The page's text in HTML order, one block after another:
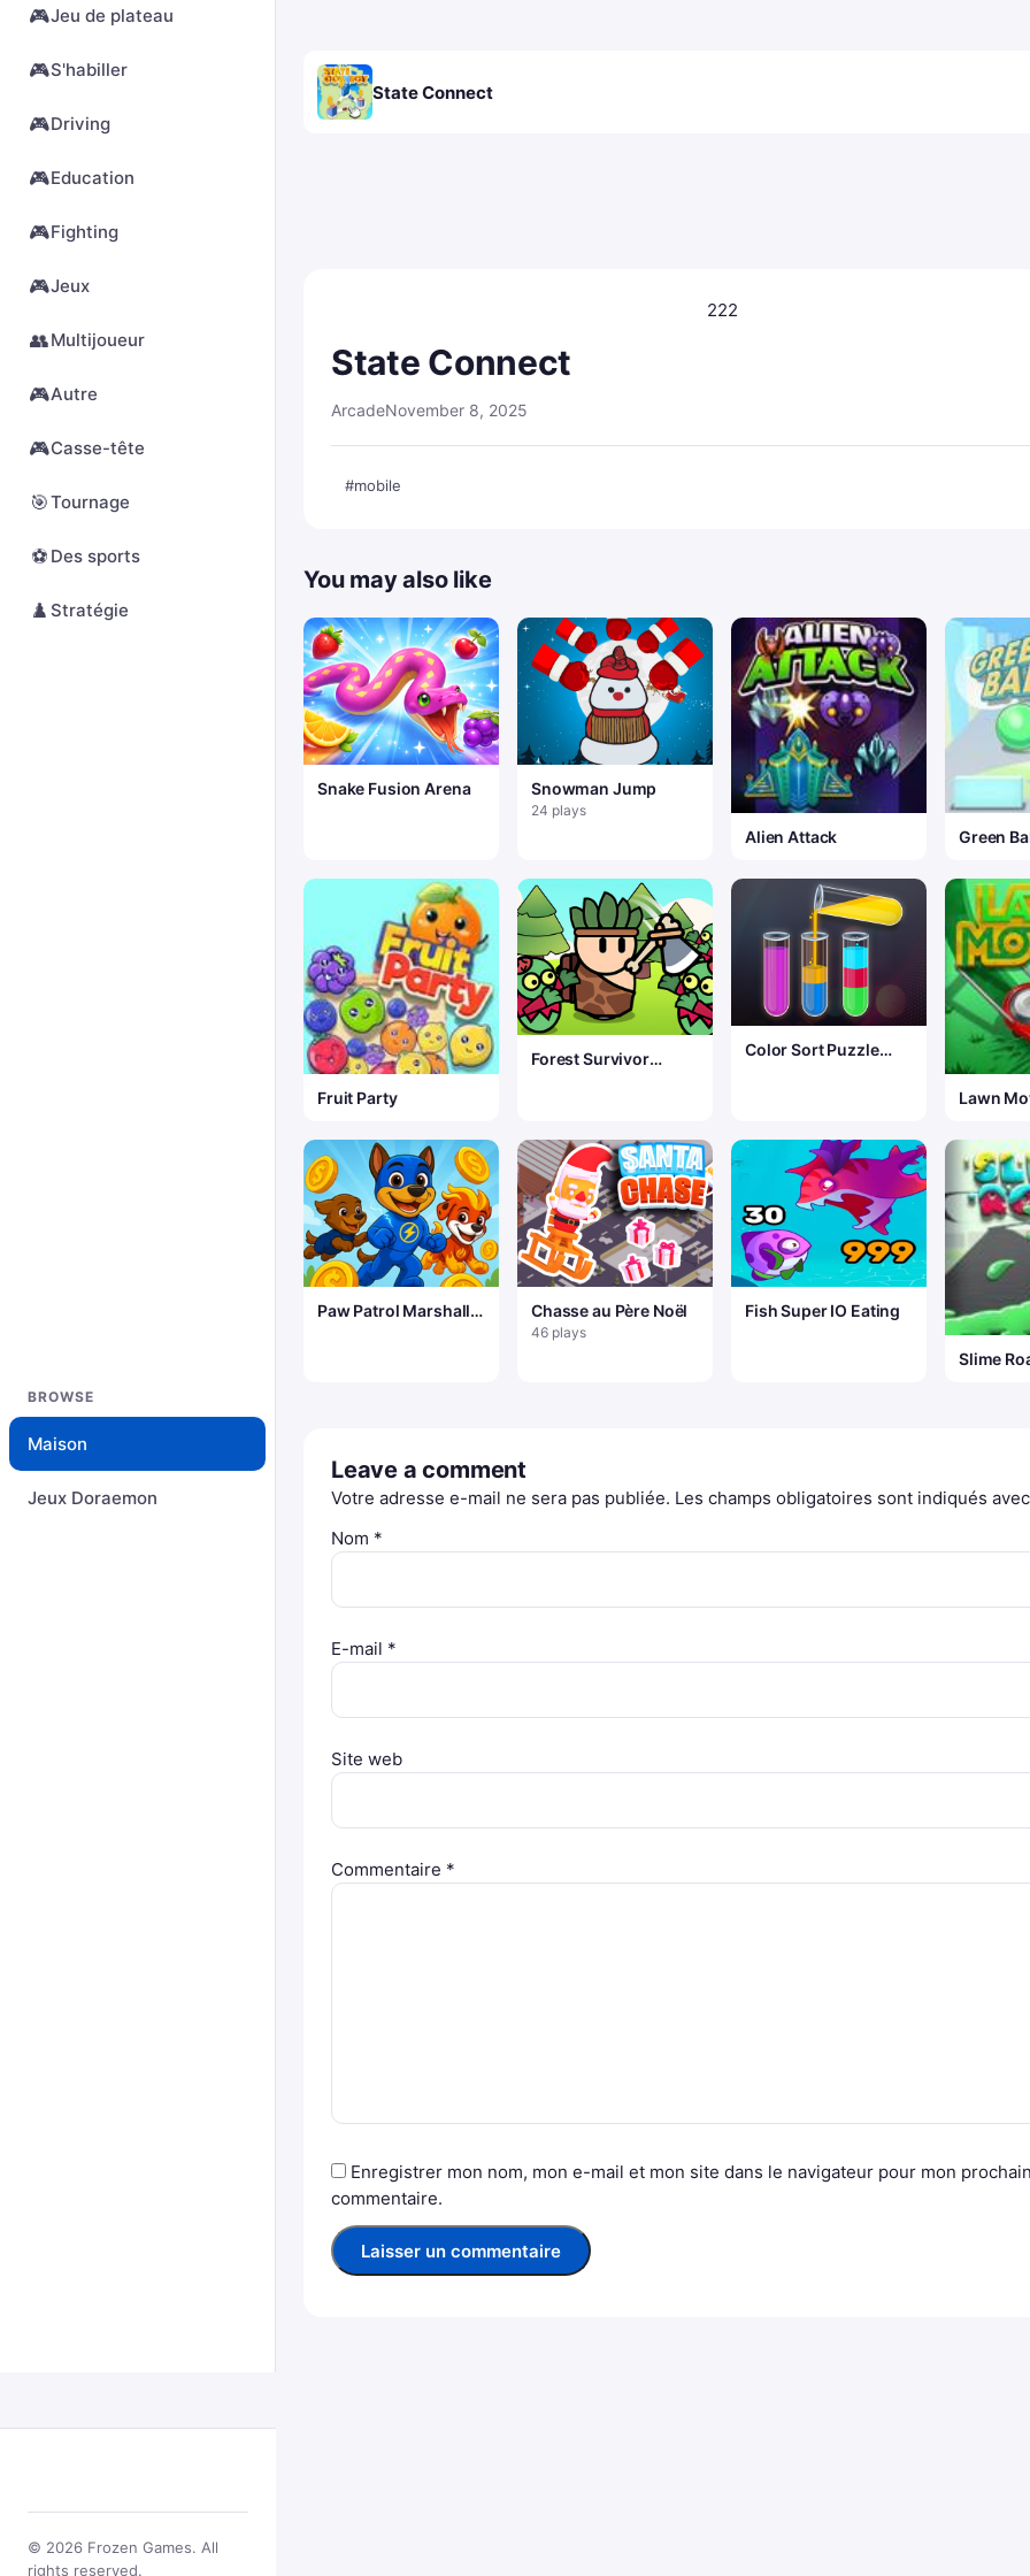
🎮Jeu de plateau
🎮S'habiller
🎮Driving
🎮Education
🎮Fighting
🎮Jeux
👥Multijoueur
🎮Autre
🎮Casse-tête
🎯Tournage
⚽ Des sports
♟️ Stratégie
BROWSE
Maison
Jeux Doraemon
State Connect
222
State Connect
ArcadeNovember 8, 2025
#mobile
You may also like
Snake Fusion Arena Snowman Jump
24 plays
Alien Attack Green
Fruit Party
Forest Survivor
Color Sort Puzzle
Lawn
Paw Patrol Marshall
Chasse au Père Noël
46 plays
Fish Super IO Eating
Slime
Leave a comment
Votre adresse e-mail ne sera pas publiée. Les champs obligatoires sont indiqués
Nom *
E-mail *
Site web
Commentaire *
Enregistrer mon nom, mon e-mail et mon site dans le navigateur pour mon
commentaire.
© 2026 Frozen Games. All
rights reserved.